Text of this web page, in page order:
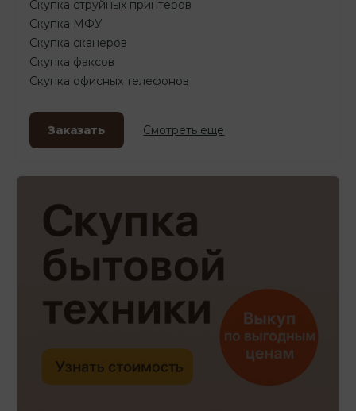
Скупка струйных принтеров
Скупка МФУ
Скупка сканеров
Скупка факсов
Скупка офисных телефонов
Заказать Смотреть еще